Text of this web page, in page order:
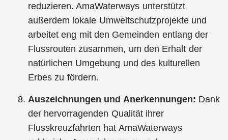
reduzieren. AmaWaterways unterstützt
außerdem lokale Umweltschutzprojekte und
arbeitet eng mit den Gemeinden entlang der
Flussrouten zusammen, um den Erhalt der
natürlichen Umgebung und des kulturellen
Erbes zu fördern.
Auszeichnungen und Anerkennungen: Dank
der hervorragenden Qualität ihrer
Flusskreuzfahrten hat AmaWaterways